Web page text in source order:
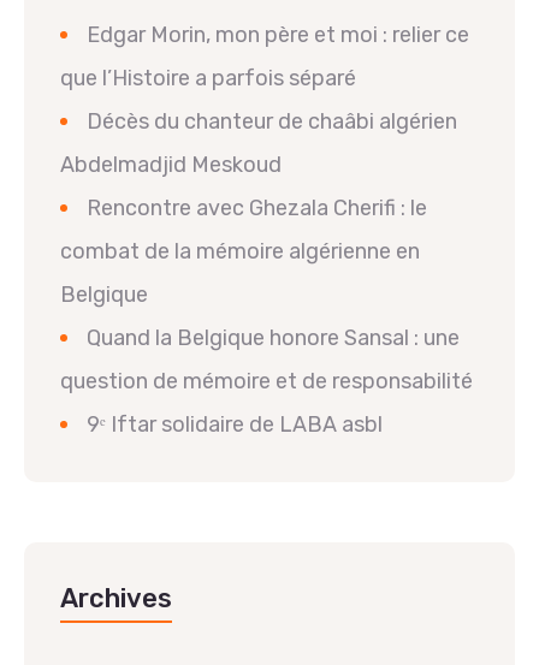
Edgar Morin, mon père et moi : relier ce
que l’Histoire a parfois séparé
Décès du chanteur de chaâbi algérien
Abdelmadjid Meskoud
Rencontre avec Ghezala Cherifi : le
combat de la mémoire algérienne en
Belgique
Quand la Belgique honore Sansal : une
question de mémoire et de responsabilité
9ᵉ Iftar solidaire de LABA asbl
Archives